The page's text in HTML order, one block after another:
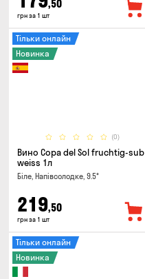
,50
грн за 1 шт
(0)
Тільки онлайн
Новинка
Вино Copa del Sol fruchtig-sub
weiss 1л
Біле, Напівсолодке, 9.5°
219,50
грн за 1 шт
Тільки онлайн
Новинка